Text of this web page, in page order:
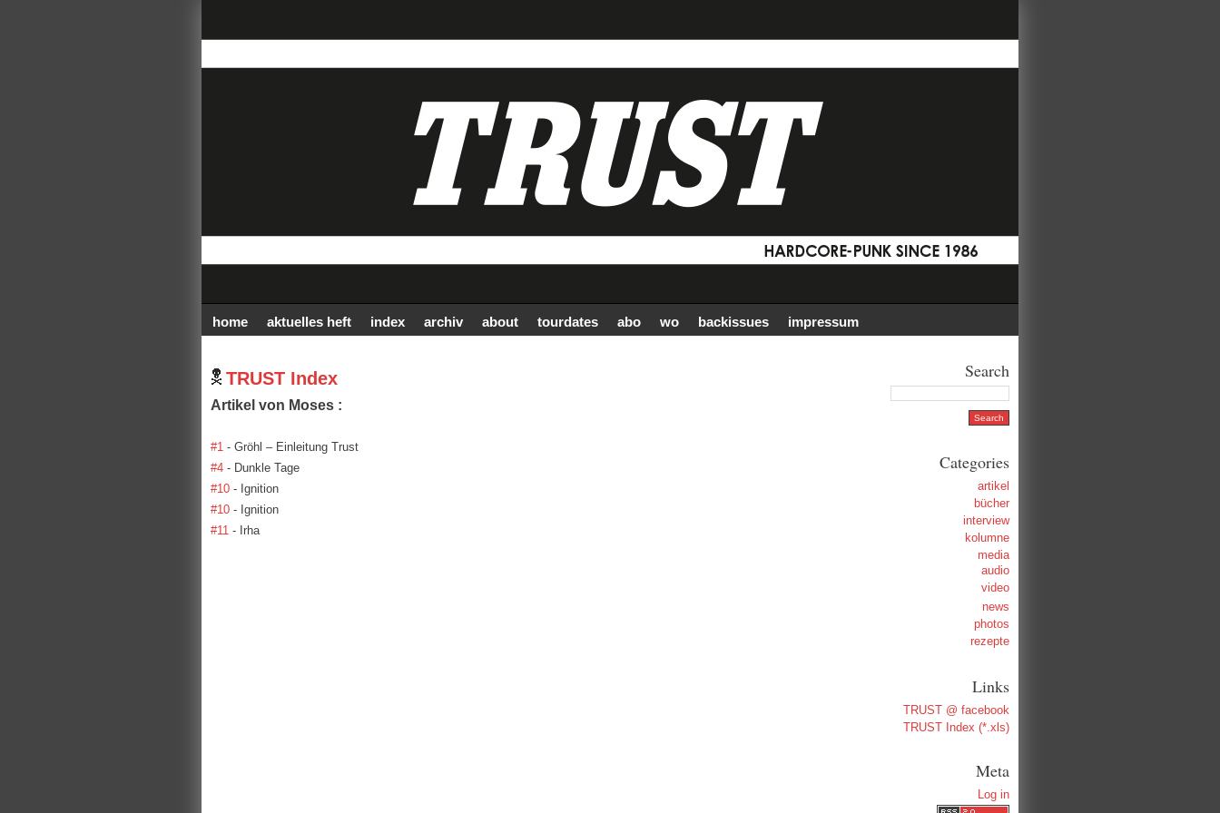
home aktuelles heft index archiv about tourdates abo wo backissues impressum
TRUST Index
Artikel von Moses :
#1 - Gröhl – Einleitung Trust
#4 - Dunkle Tage
#10 - Ignition
#10 - Ignition
#11 - Irha
Search
Categories
artikel
bücher
interview
kolumne
media
audio
video
news
photos
rezepte
Links
TRUST @ facebook
TRUST Index (*.xls)
Meta
Log in